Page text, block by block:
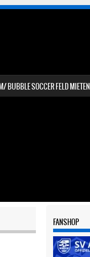
BUBBLE SOCCER FELD MIETEN
FANSHOP